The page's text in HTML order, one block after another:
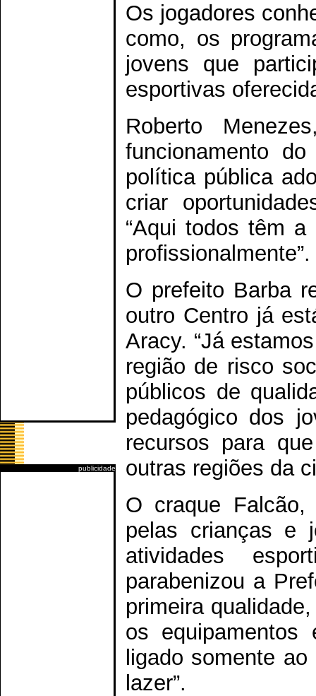
publicidade
Os jogadores
como, os
jovens que
esportivas
Roberto
funcionamento
política pública
criar
“Aqui todos têm
profissionalmente”.
O prefeito Barba
outro Centro já
Aracy. “Já
região de risco
públicos de
pedagógico dos
recursos para
outras regiões da
O craque
pelas crianças e
atividades
parabenizou a
primeira
os
ligado somente
lazer”.